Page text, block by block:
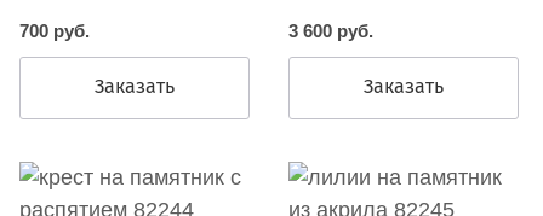
700 руб.
Заказать
3 600 руб.
Заказать